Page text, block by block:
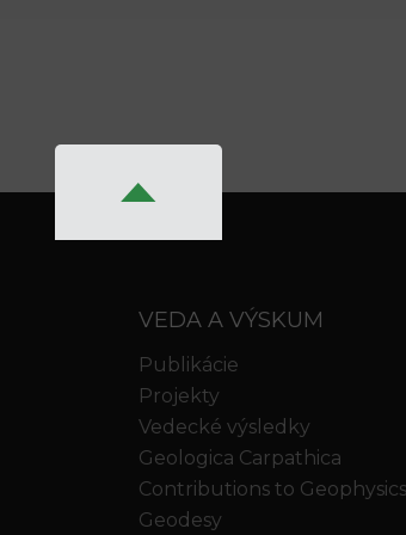
VEDA A VÝSKUM
Publikácie
Projekty
Vedecké výsledky
Geologica Carpathica
Contributions to
Geodesy